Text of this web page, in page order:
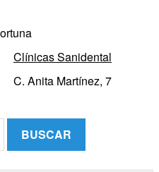
Clínicas Sanidental
C. Anita Martínez, 7
BUSCAR